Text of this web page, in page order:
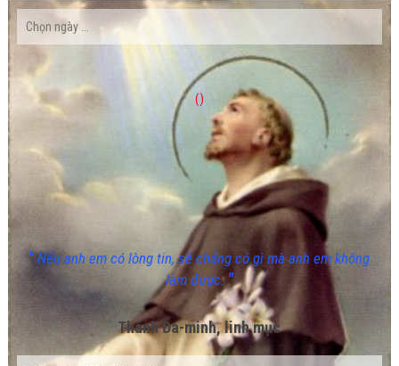
()
"Nếu anh em có lòng tin, sẽ chẳng có gì mà anh em không
làm được."
Thánh Đa-minh, linh mục